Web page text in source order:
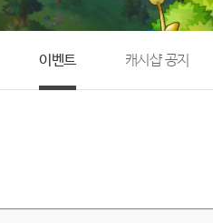
이벤트 캐시샵 공지